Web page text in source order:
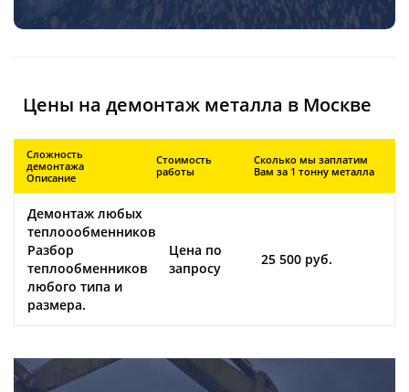
Цены на демонтаж металла в Москве
Сложность
демонтажа
Описание
Стоимость
работы
Сколько мы заплатим
Вам за 1 тонну металла
Демонтаж любых
теплоообменников
Разбор
теплообменников
любого типа и
размера.
Цена по
запросу
25 500 руб.